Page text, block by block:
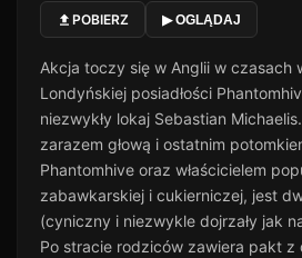
Odcinek 11
51 min · Sezon 1
12 Odcinek 12
38 min · Sezon 1
13 Odcinek 13
30 min · Sezon 1
Odcinek 14
25 min · Sezon 1
POBIERZ ▶ OGLĄDAJ
Akcja toczy się w Anglii w czasach
Londyńskiej posiadłości
niezwykły lokaj Sebastian
zarazem głową i ostatnim
Phantomhive oraz właścicielem
zabawkarskiej i cukierniczej, jest
(cyniczny i niezwykle dojrzały jak
Po stracie rodziców zawiera pakt z